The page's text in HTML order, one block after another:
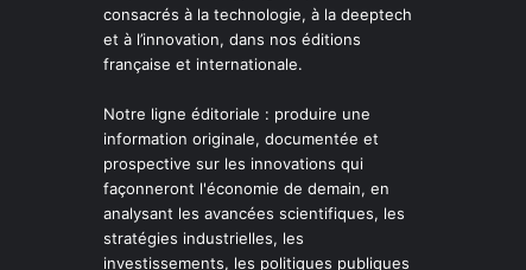
consacrés à la technologie, à la deeptech
et à l’innovation, dans nos éditions
française et internationale.
Notre ligne éditoriale : produire une
information originale, documentée et
prospective sur les innovations qui
façonneront l'économie de demain, en
analysant les avancées scientifiques, les
stratégies industrielles, les
investissements, les politiques publiques